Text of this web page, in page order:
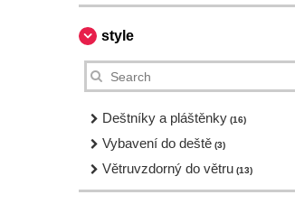
style
Deštníky a pláštěnky (16)
Vybavení do deště (3)
Větruvzdorný do větru (13)